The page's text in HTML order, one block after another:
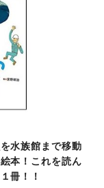
水族館まで移動
本！これを読ん
冊！！